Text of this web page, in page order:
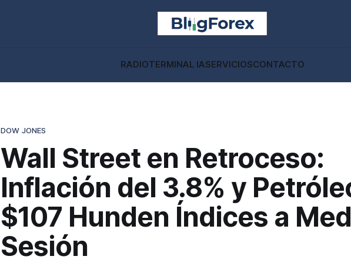
RADIOTERMINAL IASERVICIOSCONTACTO
DOW JONES
Wall Street en Retroceso:
Inflación del 3.8% y
$107 Hunden Índices a
Sesión